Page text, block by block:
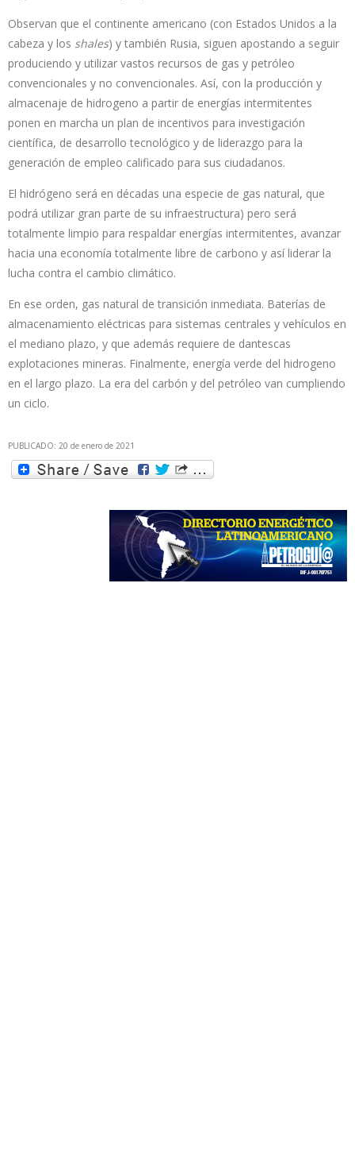
Observan que el continente americano (con Estados Unidos a la
cabeza y los shales) y también Rusia, siguen apostando a seguir
produciendo y utilizar vastos recursos de gas y petróleo
convencionales y no convencionales. Así, con la producción y
almacenaje de hidrogeno a partir de energías intermitentes
ponen en marcha un plan de incentivos para investigación
científica, de desarrollo tecnológico y de liderazgo para la
generación de empleo calificado para sus ciudadanos.
El hidrógeno será en décadas una especie de gas natural, que
podrá utilizar gran parte de su infraestructura) pero será
totalmente limpio para respaldar energías intermitentes, avanzar
hacia una economía totalmente libre de carbono y así liderar la
lucha contra el cambio climático.
En ese orden, gas natural de transición inmediata. Baterías de
almacenamiento eléctricas para sistemas centrales y vehículos en
el mediano plazo, y que además requiere de dantescas
explotaciones mineras. Finalmente, energía verde del hidrogeno
en el largo plazo. La era del carbón y del petróleo van cumpliendo
un ciclo.
PUBLICADO: 20 de enero de 2021